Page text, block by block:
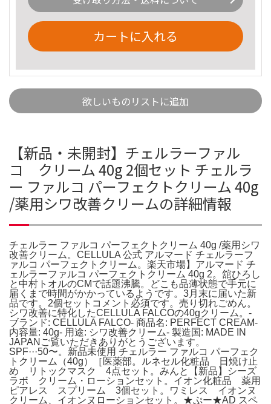
カートに入れる
欲しいものリストに追加
【新品・未開封】チェルラーファル
コ クリーム 40g 2個セット チェルラ
ー ファルコ パーフェクトクリーム 40g
/薬用シワ改善クリームの詳細情報
チェルラー ファルコ パーフェクトクリーム 40g /薬用シワ
改善クリーム。CELLULA 公式 アルマード チェルラーフ
ァルコ パーフェクトクリーム。楽天市場】アルマード チ
ェルラーファルコ パーフェクトクリーム 40g 2。舘ひろし
と中村トオルのCMで話題沸騰。どこも品薄状態で手元に
届くまで時間がかかっているようです。3月末に届いた新
品です。2個セットコメント必須です。売り切れごめん。
シワ改善に特化したCELLULA FALCOの40gクリーム。-
ブランド: CELLULA FALCO- 商品名: PERFECT CREAM-
内容量: 40g- 用途: シワ改善クリーム- 製造国: MADE IN
JAPANご覧いただきありがとうございます。
SPF···50〜。新品未使用 チェルラー ファルコ パーフェク
トクリーム（40g）［医薬部。ルネセル化粧品 日焼け止
め リトックマスク 4点セット。みんと【新品】シーズ
ラボ クリーム・ローションセット。イオン化粧品 薬用
ピアレス スプリーム 3個セット。ワミレス イオンヌ
クリーム、イオンヌローションセット。★ぷー★AD スペ